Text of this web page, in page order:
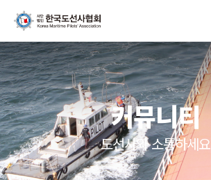
커뮤니티
도선사와 소통하세요